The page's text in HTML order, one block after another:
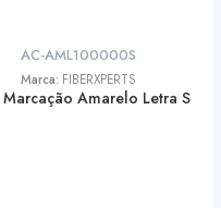
AC-AML100000S
Marca: FIBERXPERTS
Amarelo Letra S